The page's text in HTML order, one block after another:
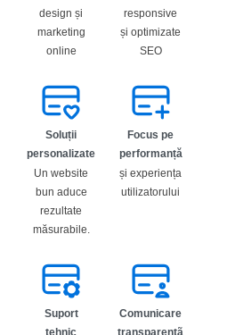
design și
marketing
online
responsive
și optimizate
SEO
Soluții
personalizate
Un website
bun aduce
rezultate
măsurabile.
Focus pe
performanță
și experiența
utilizatorului
Suport
tehnic
Comunicare
transparentã